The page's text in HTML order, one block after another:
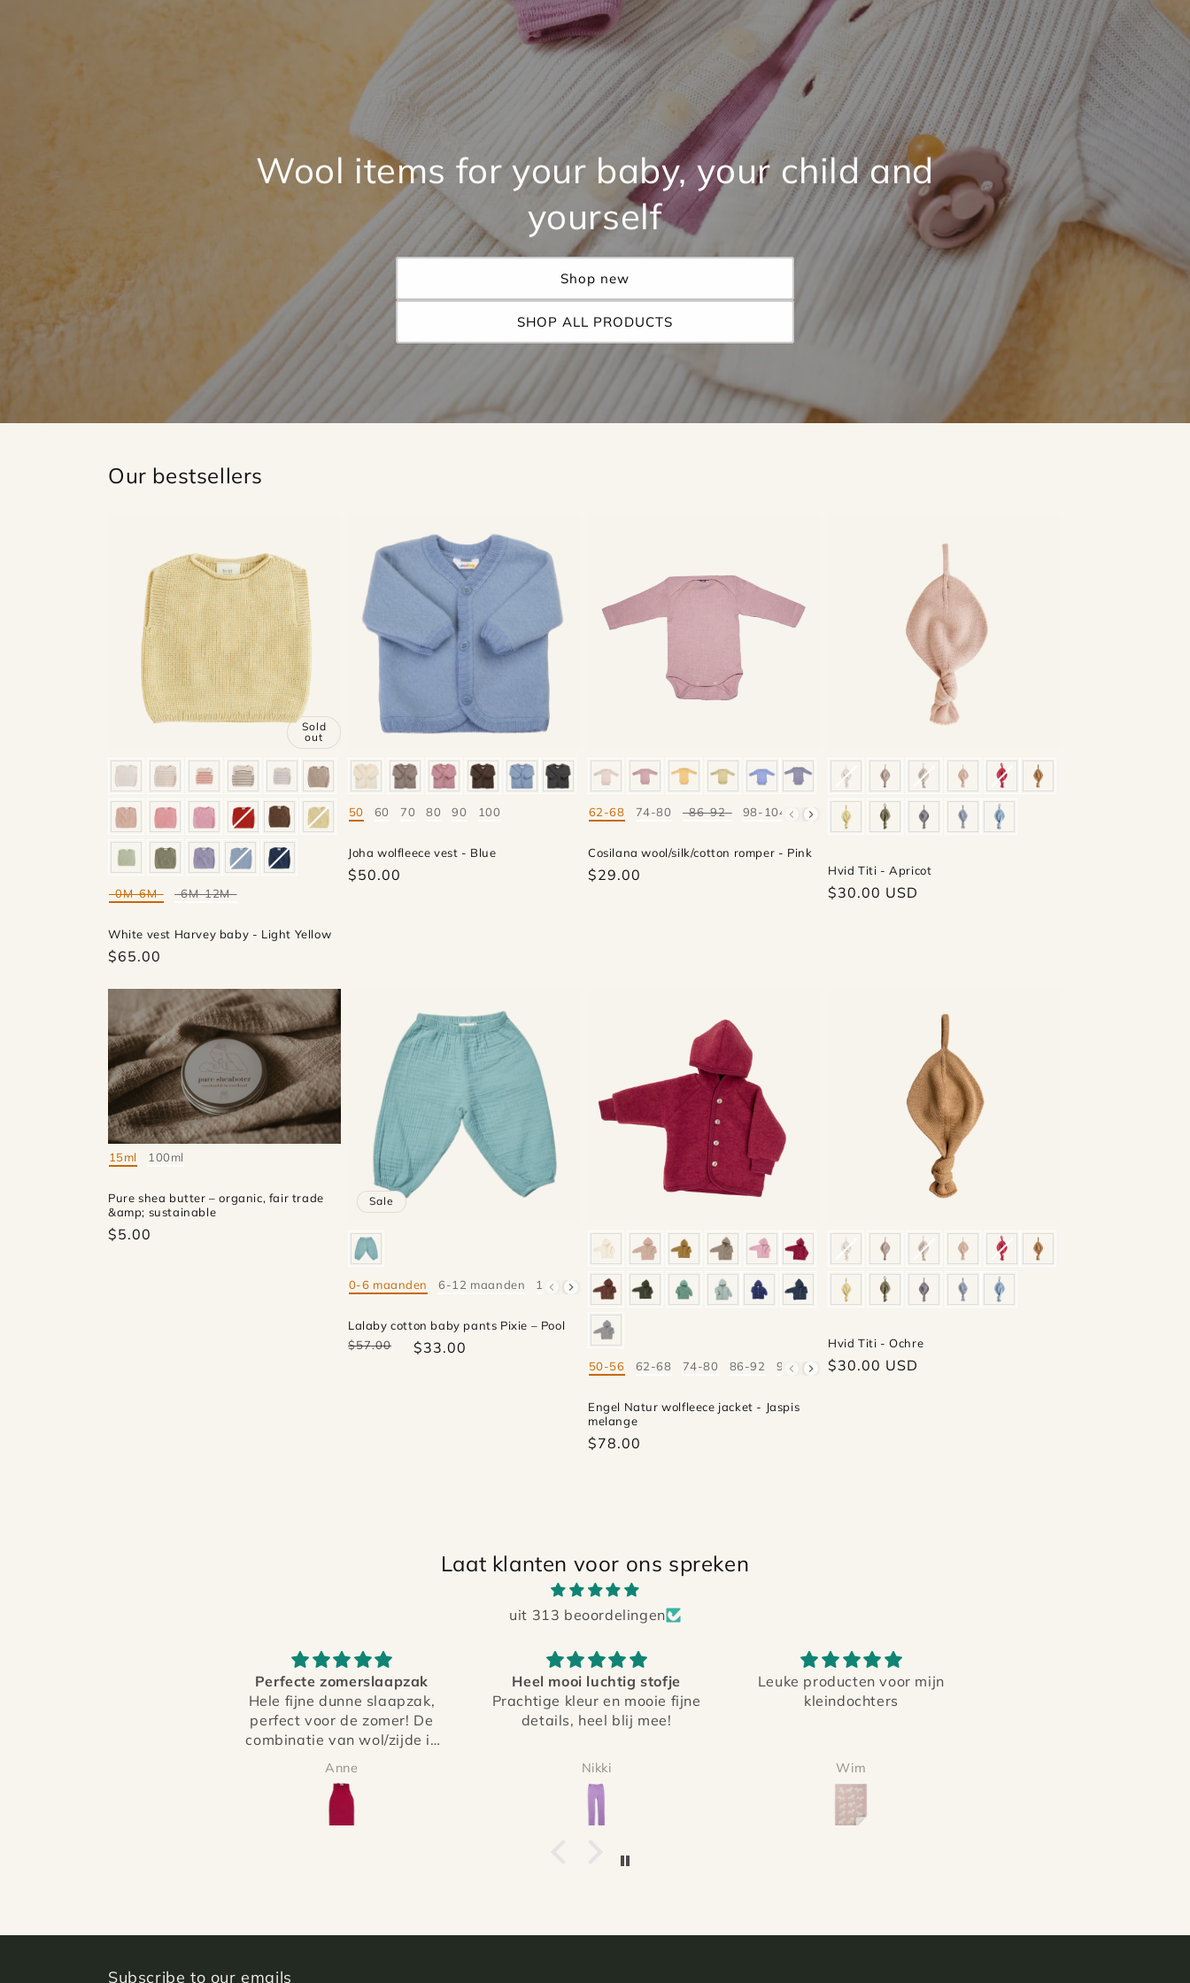
Wool items for your baby, your child and
yourself
Shop new
SHOP ALL PRODUCTS
Our bestsellers
Sold
out
Mate
0M-6M 6M-12M
White vest Harvey baby - Light Yellow
$65.00
Mate
50 60 70 80 90 100
Joha wolfleece vest - Blue
$50.00
Mate
62-68 74-80 86-92 98-104
Cosilana wool/silk/cotton romper - Pink
$29.00 Hvid Titi - Apricot
Regular
$30.00 USD
Mate
15ml 100ml
Pure shea butter – organic, fair trade
&amp; sustainable
$5.00
Sale
Mate
0-6 maanden 6-12 maanden 18-24 maanden
Lalaby cotton baby pants Pixie – Pool
$57.00
$33.00
Mate
50-56 62-68 74-80 86-92 98-104 110-116
Engel Natur wolfleece jacket - Jaspis
melange
$78.00
Hvid Titi - Ochre
Regular
$30.00 USD
Laat klanten voor ons spreken
uit 313 beoordelingen
Heel mooi luchtig stofje
Prachtige kleur en mooie fijne
details, heel blij mee!
Nikki
Leuke producten voor mijn
kleindochters
Wim
heel aangename kleren en zoo mooi, de post was zooo mooi gemaakt ERG BEDANKT VOOR DE KADEAU
Hel fijne stofjes en zo mooi
de post kwam erg snel ook
Meike Kwapisz
Subscribe to our emails